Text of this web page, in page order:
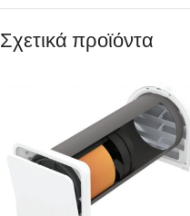
Σχετικά προϊόντα